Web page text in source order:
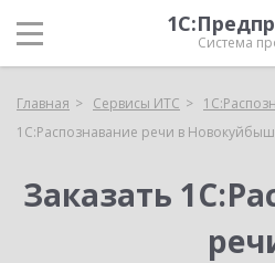
Система
Главная Сервисы ИТС
1С:Распознавание речи в
Заказать